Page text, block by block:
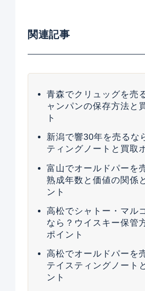
関連記事
青森でクリュッグを売
ャンパンの保存方法と
ト
新潟で響30年を売るな
ティングノートと買取
富山でオールドパーを
熟成年数と価値の関係
ント
高松でシャトー・マル
なら？ウイスキー保管
ポイント
高松でオールドパーを
テイスティングノート
ント